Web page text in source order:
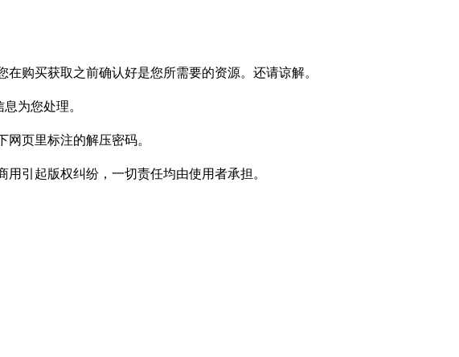
购买获取之前确认好是您所需要的资源。还请谅解。
为您处理。
页里标注的解压密码。
引起版权纠纷，一切责任均由使用者承担。